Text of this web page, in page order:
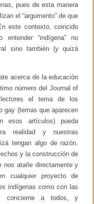
pues de esta manera
el “argumento” de que
este contexto, coincido
“indígena” no
sino también (y quizá
acerca de la educación
número del Journal of
el tema de los
gay (temas que aparecen
esos artículos) pueda
realidad y nuestras
tengan algo de razón.
y la construcción de
nos atañe directamente y
cualquier proyecto de
indígenas como con las
concierne a todos, y